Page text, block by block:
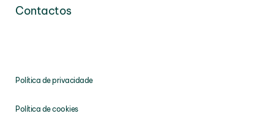
Contactos
Política de privacidade
Política de cookies